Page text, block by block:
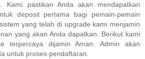
Kami pastikan Anda akan mendapatkan
deposit pertama bagi pemain-pemain
yang telah di upgrade kami menjamin
yang akan Anda dapatkan. Berikut kami
terpercaya dijamin Aman. Admin akan
untuk proses pendaftaran.